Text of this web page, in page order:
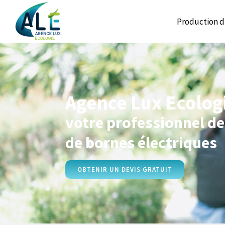
Production
Agence Lux
votre professionnel
de bornes électriques
OBTENIR UN DEVIS GRATUIT